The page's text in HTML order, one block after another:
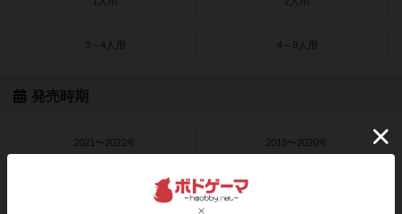
3～4人用 4～8人用
発売時期
2021〜2022年 2019〜2020年